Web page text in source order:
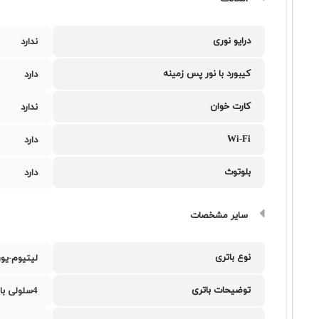
درایو نوری ندارد
کیبورد با نور پس زمینه دارد
کارت خوان ندارد
Wi-Fi دارد
بلوتوث دارد
سایر مشخصات
نوع باتری لیتیوم-
توضیحات باتری 4سلولی با ظرفیت 90 وات ساعت